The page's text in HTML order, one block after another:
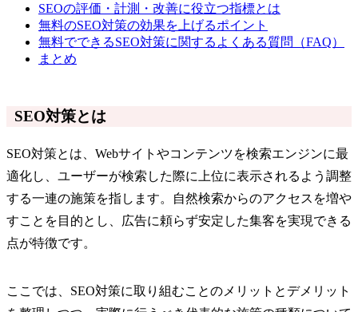
SEOの評価・計測・改善に役立つ指標とは
無料のSEO対策の効果を上げるポイント
無料でできるSEO対策に関するよくある質問（FAQ）
まとめ
SEO対策とは
SEO対策とは、Webサイトやコンテンツを検索エンジンに最
適化し、ユーザーが検索した際に上位に表示されるよう調整
する一連の施策を指します。自然検索からのアクセスを増や
すことを目的とし、広告に頼らず安定した集客を実現できる
点が特徴です。
ここでは、SEO対策に取り組むことのメリットとデメリット